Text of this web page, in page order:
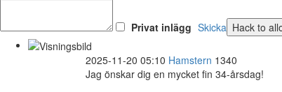
Privat inlägg Skicka
2025-11-20 05:10 Hamstern 1340
Jag önskar dig en mycket fin 34-årsdag!